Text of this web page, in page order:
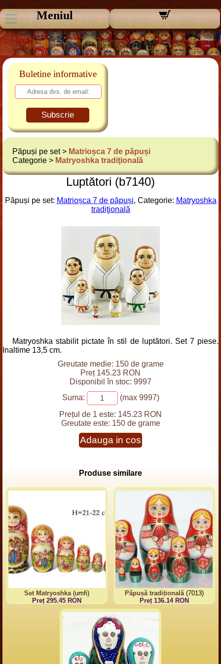
Meniul
Buletine informative
Subscrie
Păpuși pe set > Matrioșca 7 de păpuși
Categorie > Matryoshka tradiţională
Luptători (b7140)
Păpuși pe set: Matrioșca 7 de păpuși, Categorie: Matryoshka
tradiţională
Matryoshka stabilit pictate în stil de luptători. Set 7 piese.
Inaltime 13,5 cm.
Greutate medie: 150 de grame
Preț 145.23 RON
Disponibil în stoc: 9997
Suma:
(max 9997)
Prețul de 1 este: 145.23 RON
Greutate este: 150 de grame
Adauga in cos
Produse similare
Set Matryoshka(umfi)
Preț 295.45 RON
Păpușă tradițională(7013)
Preț 136.14 RON